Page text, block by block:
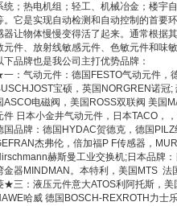
统；热电机组；轻工、机械冶金；楼宇
。它是实现自动检测和自动控制的首要
器让物体慢慢变得活了起来。通常根据
元件、放射线敏感元件、色敏元件和味敏
下品牌也是我公司主打优势品牌：
：气动元件：德国FESTO气动元件，
宝硕，英国NORGREN诺冠
ASCO电磁阀，美国ROSS双联阀 美国
件 日本小金井气动元件，日本TACO，
国品牌：德国HYDAC贺德克，德国
杰弗伦，倍加福P F传感器，
赫斯曼工业交换机;日本品牌
金器MINDMAN。本特利，美国MTS 法
★三：液压元件意大ATOS利阿托斯，美
哈威 德国BOSCH-REXROTH力士